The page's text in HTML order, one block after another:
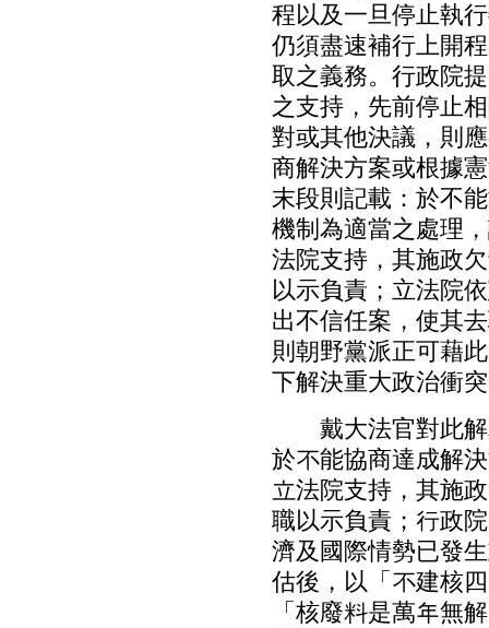
程以及一旦停止執
仍須盡速補行上開
取之義務。行政院
之支持，先前停止
對或其他決議，則
商解決方案或根據
末段則記載：於不
機制為適當之處理
法院支持，其施政
以示負責；立法院
出不信任案，使其
則朝野黨派正可藉
下解決重大政治衝
戴大法官對此解
於不能協商達成解
立法院支持，其施
職以示負責；行政
濟及國際情勢已發
估後，以「不建核
「核廢料是萬年無